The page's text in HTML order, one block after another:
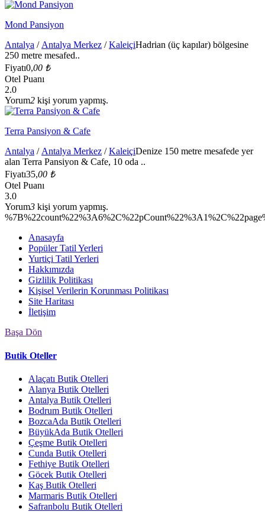
Mond Pansiyon
Antalya / Antalya Merkez /KaleiçiHadrian (üç kapılar) bölgesine
250 metre mesafed..
Fiyatı0,00 ₺
Otel Puanı
2.0
Yorum2 kişi yorum yapmış.
Terra Pansiyon & Cafe
Antalya / Antalya Merkez /KaleiçiDenize 150 metre mesafede yer
alan Terra Pansiyon & Cafe, 10 oda ..
Fiyatı35,00 ₺
Otel Puanı
3.0
Yorum3 kişi yorum yapmış.
Anasayfa
Popüler Tatil Yerleri
Yurtiçi Tatil Yerleri
Hakkımızda
Gizlilik Politikası
Kişisel Verilerin Korunması Politikası
Site Haritası
İletişim
Başa Dön
Butik Oteller
Alaçatı Butik Otelleri
Alanya Butik Otelleri
Antalya Butik Otelleri
Bodrum Butik Otelleri
BozcaAda Butik Otelleri
BüyükAda Butik Otelleri
Çeşme Butik Otelleri
Cunda Butik Otelleri
Fethiye Butik Otelleri
Göcek Butik Otelleri
Kaş Butik Otelleri
Marmaris Butik Otelleri
Safranbolu Butik Otelleri